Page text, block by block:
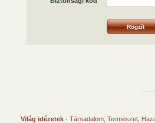
Világ idézetek - Társadalom Természet